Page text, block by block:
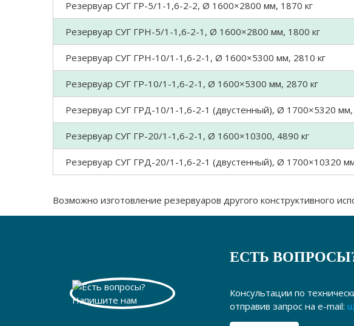
Резервуар СУГ ГР-5/1-1,6-2-2, Ø 1600×2800 мм, 1870 кг
Резервуар СУГ ГРН-5/1-1,6-2-1, Ø 1600×2800 мм, 1800 кг
Резервуар СУГ ГРН-10/1-1,6-2-1, Ø 1600×5300 мм, 2810 кг
Резервуар СУГ ГР-10/1-1,6-2-1, Ø 1600×5300 мм, 2870 кг
Резервуар СУГ ГРД-10/1-1,6-2-1 (двустенный), Ø 1700×5320 мм,
Резервуар СУГ ГР-20/1-1,6-2-1, Ø 1600×10300, 4890 кг
Резервуар СУГ ГРД-20/1-1,6-2-1 (двустенный), Ø 1700×10320
Возможно изготовление резервуаров другого конструктивного
ЕСТЬ
Консультации по
отправив запрос на e-mail: